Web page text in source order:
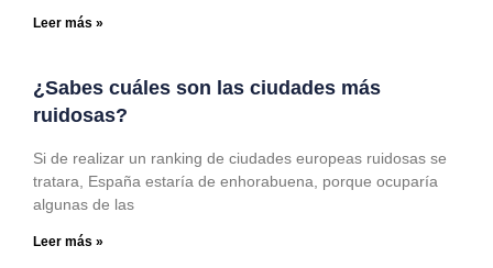
Leer más »
¿Sabes cuáles son las ciudades más
ruidosas?
Si de realizar un ranking de ciudades europeas ruidosas se
tratara, España estaría de enhorabuena, porque ocuparía
algunas de las
Leer más »